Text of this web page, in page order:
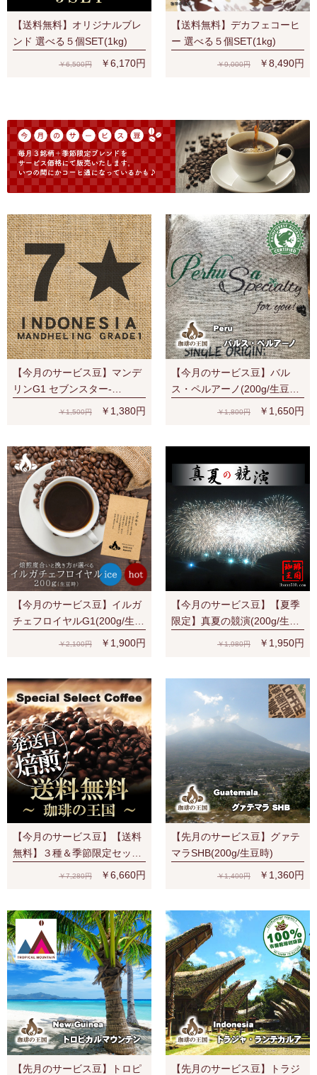
【送料無料】オリジナルブレ
ンド 選べる５個SET(1kg)
￥6,500円 ￥6,170円
【送料無料】デカフェコーヒ
ー 選べる５個SET(1kg)
￥9,000円 ￥8,490円
【今月のサービス豆】マンデ
リンG1 セブンスター-
SevenStars (200g/生豆時) RA
￥1,500円 ￥1,380円
【今月のサービス豆】バル
ス・ペルアーノ(200g/生豆
時)RA認証 スペシャルティ 芳
￥1,800円 ￥1,650円
【今月のサービス豆】イルガ
チェフロイヤルG1(200g/生豆
時) 有機栽培豆 ナチュラル ス
￥2,100円 ￥1,900円
【今月のサービス豆】【夏季
限定】真夏の競演(200g/生豆
￥1,980円 ￥1,950円
【今月のサービス豆】【送料
無料】３種＆季節限定セット
（S、V、Y、夏）宅配便でも
￥7,280円 ￥6,660円
【先月のサービス豆】グァテ
マラSHB(200g/生豆時)
￥1,400円 ￥1,360円
【先月のサービス豆】トロピ
【先月のサービス豆】トラジ